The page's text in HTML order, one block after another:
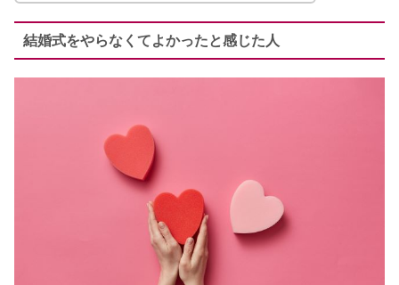
結婚式をやらなくてよかったと感じた人